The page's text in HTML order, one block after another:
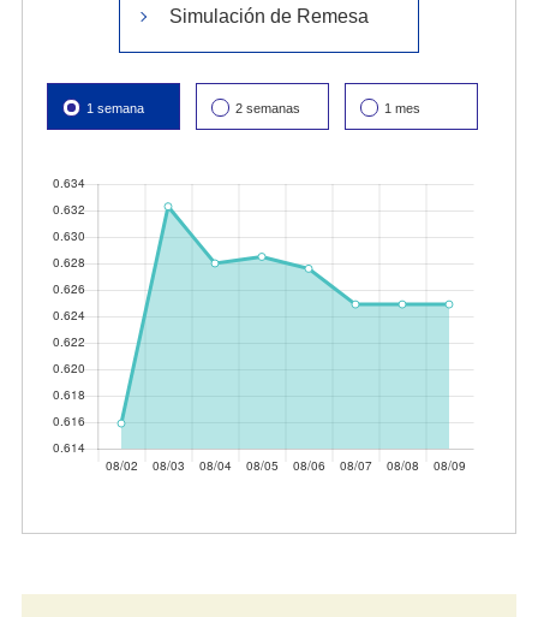
Simulación de Remesa
1 semana 2 semanas 1 mes